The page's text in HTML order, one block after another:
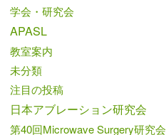
学会・研究会
APASL
教室案内
未分類
注目の投稿
日本アブレーション研究会
第40回Microwave Surgery研究会